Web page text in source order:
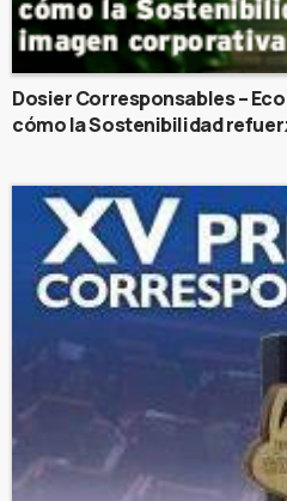
Dosier Corresponsables –
cómo la Sostenibilidad